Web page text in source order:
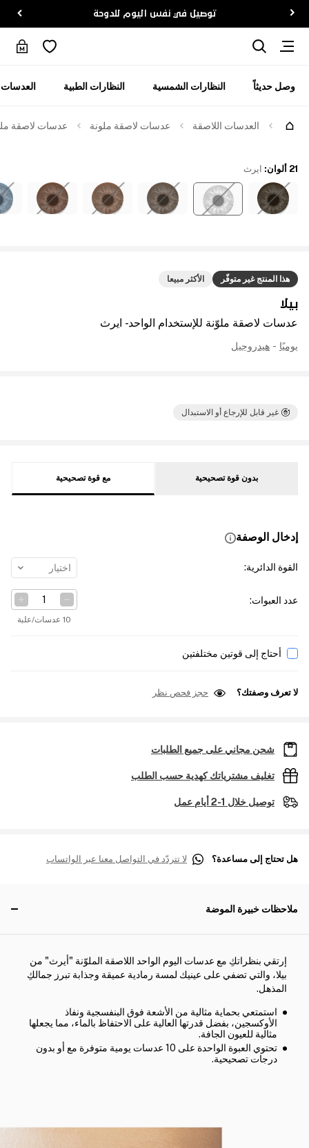
توصيل في نفس اليوم للدوحة
وصل حديثاً النظارات الشمسية النظارات الطبية
العدسات اللاصقة عدسات لاصقة ملونة عدسات لاصقة
هذا المنتج غير متوفّر الأكثر مبيعا
بيلا
عدسات لاصقة ملوّنة للإستخدام الواحد - ايرث
يوميًا - هيدروجيل
غير قابل للإرجاع أو الاستبدال
21 ألوان : ايرث
بدون قوة تصحيحية مع قوة تصحيحية
إدخال الوصفة
القوة الدائرية: اختيار
عدد العبوات:
10 عدسات/علبة
أحتاج إلى قوتين مختلفتين
لا تعرف وصفتك؟ حجز فحص نظر
شحن مجاني على جميع الطلبات
تغليف مشترياتك كهدية حسب الطلب
توصيل خلال 1-2 أيام عمل
هل تحتاج إلى مساعدة؟ لا تتردّد في التواصل معنا عبر الواتساب
ملاحظات خبيرة الموضة
إرتقي بنظراتكِ مع عدسات اليوم الواحد اللاصقة الملوّنة "أيرث" من
بيلا، والتي تضفي على عينيك لمسة رمادية عميقة وجذابة تبرز جمالكِ
المذهل.
استمتعي بحماية مثالية من الأشعة فوق البنفسجية ونفاذ
الأوكسجين، بفضل قدرتها العالية على الاحتفاظ بالماء، مما يجعلها
مثالية للعيون الجافة.
تحتوي العبوة الواحدة على 10 عدسات يومية متوفرة مع أو بدون
درجات تصحيحية.